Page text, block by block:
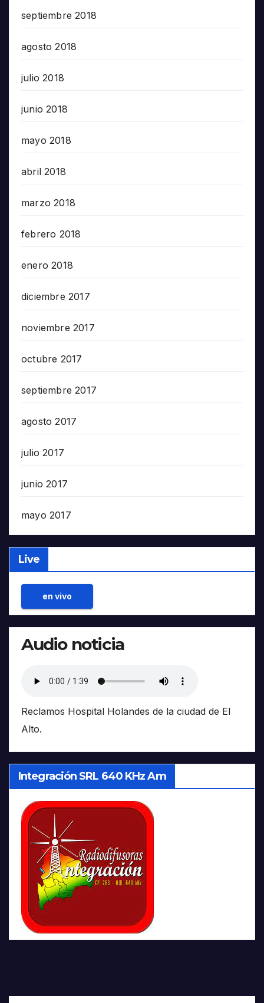
septiembre 2018
agosto 2018
julio 2018
junio 2018
mayo 2018
abril 2018
marzo 2018
febrero 2018
enero 2018
diciembre 2017
noviembre 2017
octubre 2017
septiembre 2017
agosto 2017
julio 2017
junio 2017
mayo 2017
Live
en vivo
Audio noticia
Reclamos Hospital Holandes de la ciudad de El
Alto.
Integración SRL 640 KHz Am